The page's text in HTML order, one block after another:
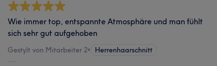
Wie immer top, entspannte Atmosphäre und man fühlt
sich sehr gut aufgehoben
Gestylt von Mitarbeiter 2• Herrenhaarschnitt